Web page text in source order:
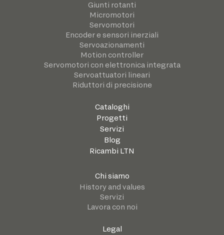
Giunti rotanti
Micromotori
Servomotori
Encoder e sensori inerziali
Servoazionamenti
Motion controller
Servomotori con elettronica integrata
Servoattuatori lineari
Riduttori di precisione
Cataloghi
Progetti
Servizi
Blog
Ricambi LTN
Chi siamo
History and values
Servizi
Lavora con noi
Legal